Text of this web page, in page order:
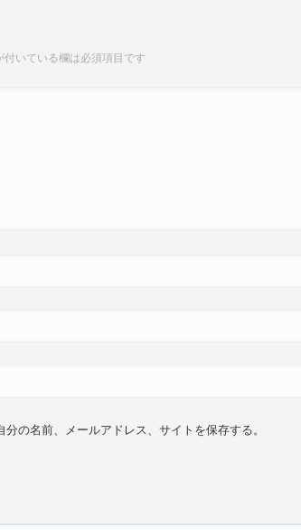
付いている欄は必須項目です
の名前、メールアドレス、サイトを保存する。